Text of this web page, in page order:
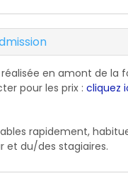
en amont de
pour les prix : cliquez
rapidement,
et du/des stagiaires.